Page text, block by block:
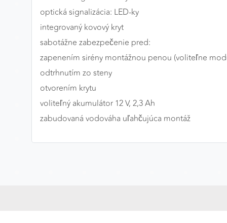
optická signalizácia: LED-ky
integrovaný kovový kryt
sabotážne zabezpečenie pred:
zapenením sirény montážnou penou (voliteľne
odtrhnutím zo steny
otvorením krytu
voliteľný akumulátor 12 V, 2,3 Ah
zabudovaná vodováha uľahčujúca montáž
Preferenčné cookies
ANALYTICKÉ COOKIES
Analytické cookies nám umožňujú meranie výkonu
nášho webu. Ich pomocou určujeme počet návštev a
pomocou týchto cookies spracovávame anonymne a
súhrnne, bez použitia identifikátorov, ktoré ukazujú na
cookies môžeme optimalizovať výkon a funkčnosť